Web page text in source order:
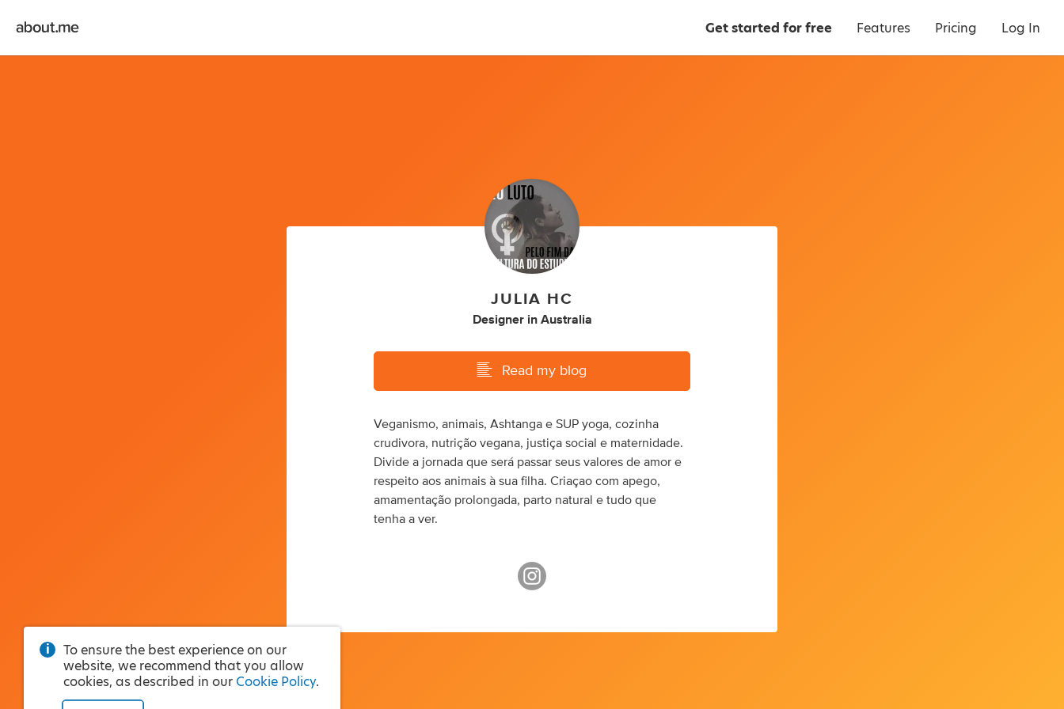
Get started for free Features Pricing Log In
JULIA HC
Designer in Australia
Read my blog
Veganismo, animais, Ashtanga e SUP yoga, cozinha
crudivora, nutrição vegana, justiça social e maternidade.
Divide a jornada que será passar seus valores de amor e
respeito aos animais à sua filha. Criaçao com apego,
amamentação prolongada, parto natural e tudo que
tenha a ver.
To ensure the best experience on our
website, we recommend that you allow
cookies, as described in our Cookie Policy.